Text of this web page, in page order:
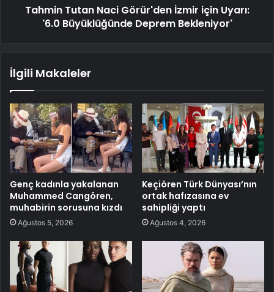
Tahmin Tutan Naci Görür'den İzmir için Uyarı:
'6.0 Büyüklüğünde Deprem Bekleniyor'
İlgili Makaleler
Genç kadınla yakalanan
Muhammed Cangören,
muhabirin sorusuna kızdı
Ağustos 5, 2026
Keçiören Türk Dünyası’nın
ortak hafızasına ev
sahipliği yaptı
Ağustos 4, 2026